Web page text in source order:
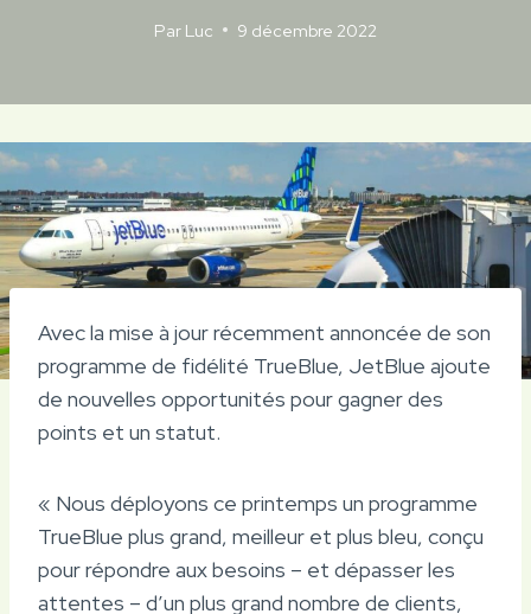
Par Luc 9 décembre 2022
Avec la mise à jour récemment annoncée de son
programme de fidélité TrueBlue, JetBlue ajoute
de nouvelles opportunités pour gagner des
points et un statut.
« Nous déployons ce printemps un programme
TrueBlue plus grand, meilleur et plus bleu, conçu
pour répondre aux besoins – et dépasser les
attentes – d’un plus grand nombre de clients,